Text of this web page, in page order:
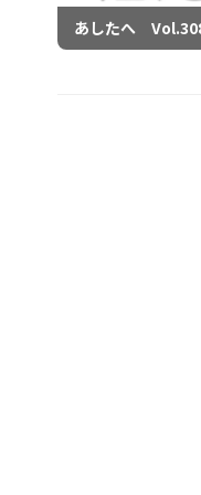
あしたへ